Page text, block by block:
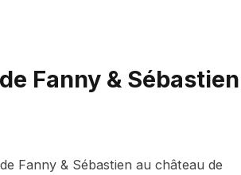
Fanny &
Fanny & Sébastien au château de